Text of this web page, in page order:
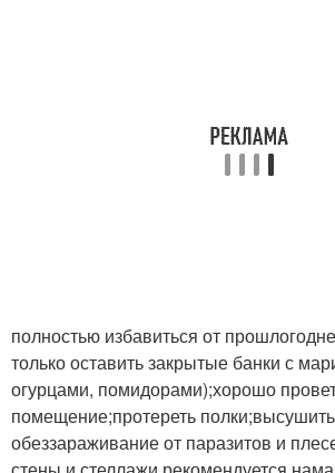
полностью избавиться от
только оставить закрытые банки с
огурцами, помидорами);хорошо
помещение;протереть
обеззараживание от паразитов и